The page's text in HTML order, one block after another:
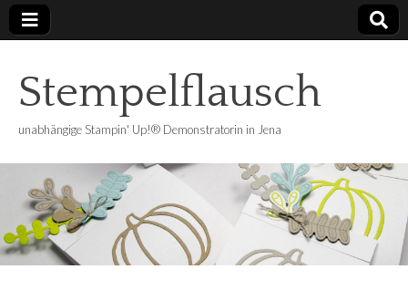
Stempelflausch
unabhängige Stampin' Up!® Demonstratorin in Jena